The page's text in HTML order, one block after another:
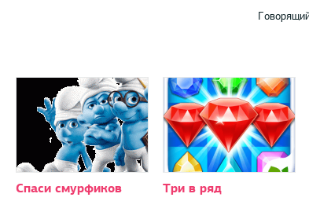
Спаси смурфиков Три в ряд